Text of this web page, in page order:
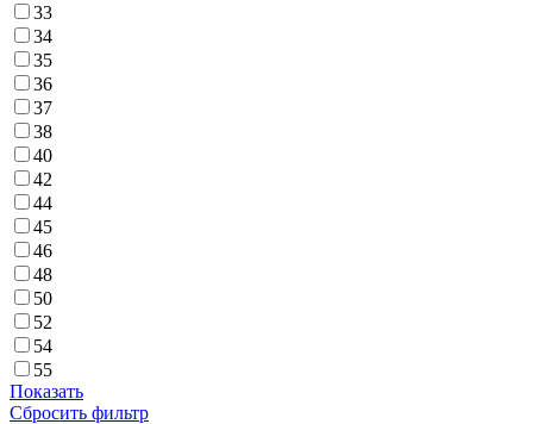
33
34
35
36
37
38
40
42
44
45
46
48
50
52
54
55
Показать
Сбросить фильтр